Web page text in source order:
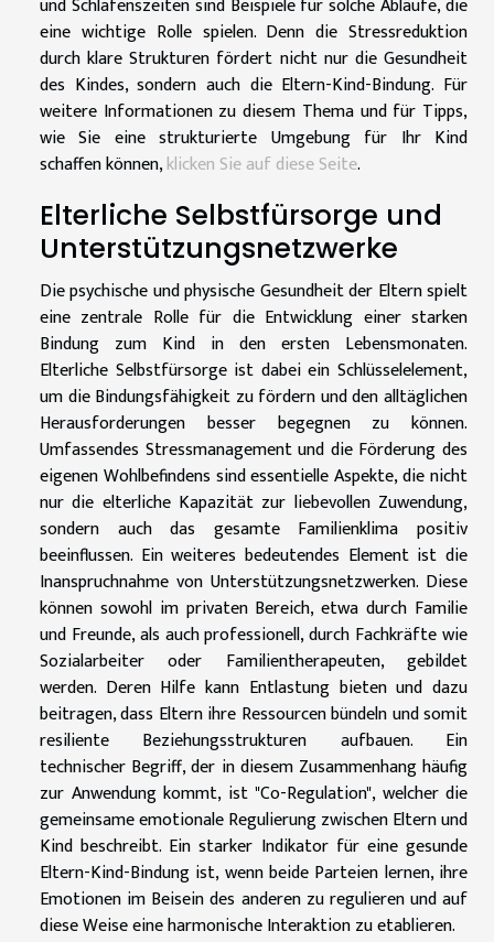
eine wichtige Rolle spielen. Denn die Stressreduktion
durch klare Strukturen fördert nicht nur die Gesundheit
des Kindes, sondern auch die Eltern-Kind-Bindung. Für
weitere Informationen zu diesem Thema und für Tipps,
wie Sie eine strukturierte Umgebung für Ihr Kind
schaffen können,klicken Sie auf diese Seite.
Elterliche Selbstfürsorge und
Unterstützungsnetzwerke
Die psychische und physische Gesundheit der Eltern spielt
eine zentrale Rolle für die Entwicklung einer starken
Bindung zum Kind in den ersten Lebensmonaten.
Elterliche Selbstfürsorge ist dabei ein Schlüsselelement,
um die Bindungsfähigkeit zu fördern und den alltäglichen
Herausforderungen besser begegnen zu können.
Umfassendes Stressmanagement und die Förderung des
eigenen Wohlbefindens sind essentielle Aspekte, die nicht
nur die elterliche Kapazität zur liebevollen Zuwendung,
sondern auch das gesamte Familienklima positiv
beeinflussen. Ein weiteres bedeutendes Element ist die
Inanspruchnahme von Unterstützungsnetzwerken. Diese
können sowohl im privaten Bereich, etwa durch Familie
und Freunde, als auch professionell, durch Fachkräfte wie
Sozialarbeiter oder Familientherapeuten, gebildet
werden. Deren Hilfe kann Entlastung bieten und dazu
beitragen, dass Eltern ihre Ressourcen bündeln und somit
resiliente Beziehungsstrukturen aufbauen. Ein
technischer Begriff, der in diesem Zusammenhang häufig
zur Anwendung kommt, ist "Co-Regulation", welcher die
gemeinsame emotionale Regulierung zwischen Eltern und
Kind beschreibt. Ein starker Indikator für eine gesunde
Eltern-Kind-Bindung ist, wenn beide Parteien lernen, ihre
Emotionen im Beisein des anderen zu regulieren und auf
diese Weise eine harmonische Interaktion zu etablieren.